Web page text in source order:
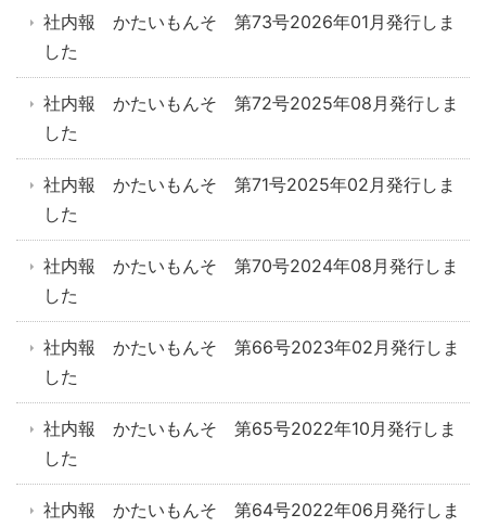
社内報 かたいもんそ 第73号2026年01月発行しま
した
社内報 かたいもんそ 第72号2025年08月発行しま
した
社内報 かたいもんそ 第71号2025年02月発行しま
した
社内報 かたいもんそ 第70号2024年08月発行しま
した
社内報 かたいもんそ 第66号2023年02月発行しま
した
社内報 かたいもんそ 第65号2022年10月発行しま
した
社内報 かたいもんそ 第64号2022年06月発行しま